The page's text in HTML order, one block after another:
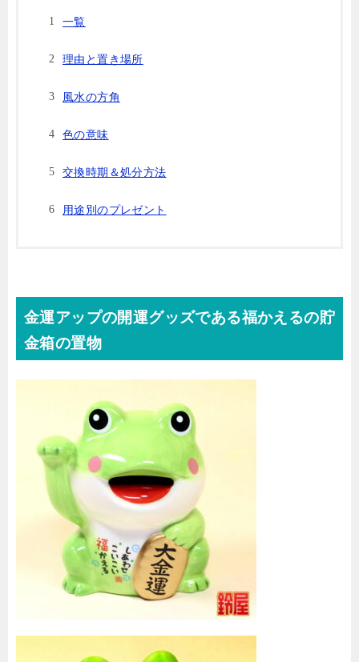
一覧
理由と置き場所
風水の方角
色の意味
交換時期＆処分方法
用途別のプレゼント
金運アップの開運グッズである福かえるの貯
金箱の置物